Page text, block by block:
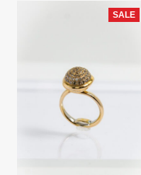
SALE